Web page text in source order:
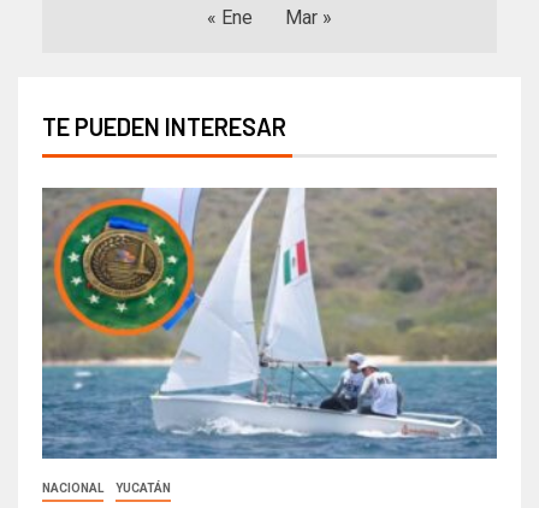
« Ene Mar »
TE PUEDEN INTERESAR
NACIONAL YUCATÁN